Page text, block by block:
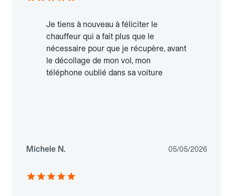
Je tiens à nouveau à féliciter le
chauffeur qui a fait plus que le
nécessaire pour que je récupère, avant
le décollage de mon vol, mon
téléphone oublié dans sa voiture
Michele N. 05/05/2026